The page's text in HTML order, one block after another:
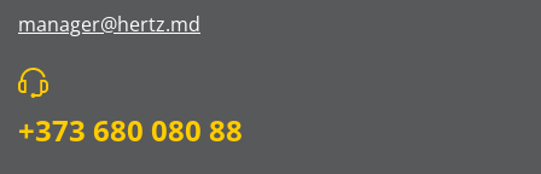
manager@hertz.md
+373 680 080 88